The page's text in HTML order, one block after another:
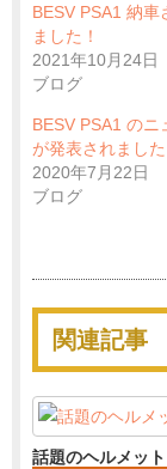
BESV PSA1 納車
ました！
2021年10月24日
ブログ
BESV PSA1 のニ
が発表されました
2020年7月22日
ブログ
関連記事
話題のヘルメッ